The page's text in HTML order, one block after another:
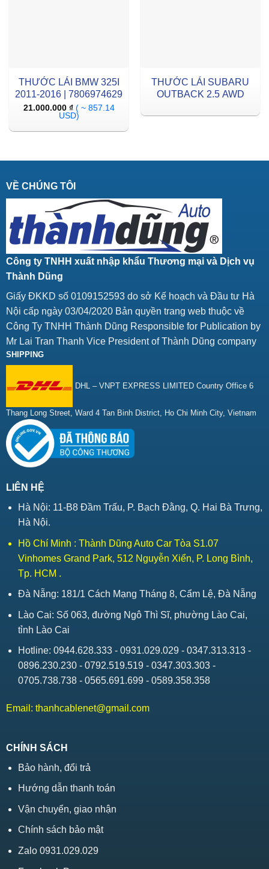
THƯỚC LÁI BMW 325I
2011-2016 | 7806974629
21.000.000 ₫ ( ~ 857.14
USD)
THƯỚC LÁI SUBARU
OUTBACK 2.5 AWD
VỀ CHÚNG TÔI
Công ty TNHH xuất nhập khẩu Thương mại và Dịch vụ
Thành Dũng
Giấy ĐKKD số 0109152593 do sở Kế hoạch và Đầu tư Hà
Nội cấp ngày 03/04/2020 Bản quyền trang web thuộc về
Công Ty TNHH Thành Dũng Responsible for Publication by
Mr Lai Tran Thanh Vice President of Thành Dũng company
SHIPPING
DHL – VNPT EXPRESS LIMITED Country Office 6
Thang Long Street, Ward 4 Tan Binh District, Ho Chi Minh City, Vietnam
LIÊN HỆ
Hà Nội: 11-B8 Đầm Trấu, P. Bạch Đằng, Q. Hai Bà Trưng,
Hà Nội.
Hồ Chí Minh : Thành Dũng Auto Car Tòa S1.07
Vinhomes Grand Park, 512 Nguyễn Xiển, P. Long Bình,
Tp. HCM .
Đà Nẵng: 181/1 Cách Mạng Tháng 8, Cẩm Lệ, Đà Nẵng
Lào Cai: Số 063, đường Ngô Thì Sĩ, phường Lào Cai,
tỉnh Lào Cai
Hotline: 0944.628.333 - 0931.029.029 - 0347.313.313 -
0896.230.230 - 0792.519.519 - 0347.303.303 -
0705.738.738 - 0565.691.699 - 0589.358.358
Email: thanhcablenet@gmail.com
CHÍNH SÁCH
Bảo hành, đổi trả
Hướng dẫn thanh toán
Vận chuyển, giao nhận
Chính sách bảo mật
Zalo 0931.029.029